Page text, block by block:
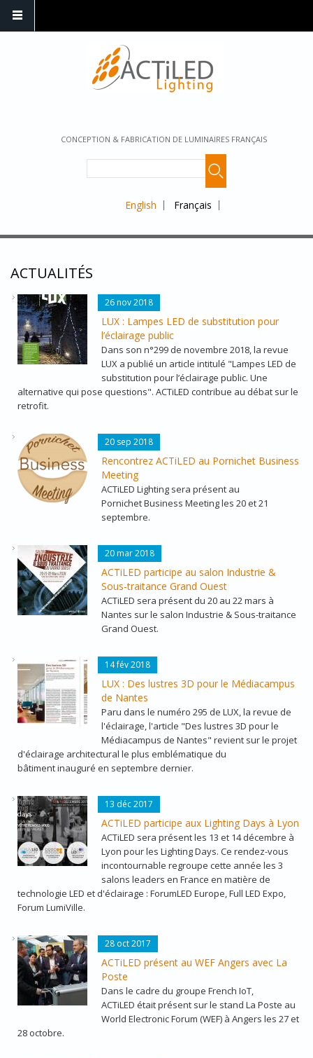
CONCEPTION & FABRICATION DE LUMINAIRES FRANÇAIS
English Français
ACTUALITÉS
LUX299.JPG 26 nov 2018
LUX : Lampes LED de substitution pour
l’éclairage public
Dans son n°299 de novembre 2018, la revue
LUX a publié un article intitulé "Lampes LED de
substitution pour l’éclairage public. Une
alternative qui pose questions". ACTiLED contribue au débat sur le
retrofit.
LOGO_PBM.PNG20 sep 2018
Rencontrez ACTiLED au Pornichet Business
Meeting
ACTiLED Lighting sera présent au
Pornichet Business Meeting les 20 et 21
septembre.
SALON_INDUSTRIE_NANTES_2018.JPG
20 mar 2018
ACTiLED participe au salon Industrie &
Sous-traitance Grand Ouest
ACTiLED sera présent du 20 au 22 mars à
Nantes sur le salon Industrie & Sous-traitance
Grand Ouest.
LUX295_LUSTRES3D_PREVIEW.JPG
14 fév 2018
LUX : Des lustres 3D pour le Médiacampus
de Nantes
Paru dans le numéro 295 de LUX, la revue de
l'éclairage, l'article "Des lustres 3D pour le
Médiacampus de Nantes" revient sur le projet
d'éclairage architectural le plus emblématique du
bâtiment inauguré en septembre dernier.
LIGHTING_DAYS.JPG13 déc 2017
ACTiLED participe aux Lighting Days à Lyon
ACTiLED sera présent les 13 et 14 décembre à
Lyon pour les Lighting Days. Ce rendez-vous
incontournable regroupe cette année les 3
salons leaders en France en matière de
technologie LED et d'éclairage : ForumLED Europe, Full LED Expo,
Forum LumiVille.
WEF_ACTILED_MOUNIR-MAHJOUBI.JPEG
28 oct 2017
ACTiLED présent au WEF Angers avec La
Poste
Dans le cadre du groupe French IoT,
ACTiLED était présent sur le stand La Poste au
World Electronic Forum (WEF) à Angers les 27 et
28 octobre.